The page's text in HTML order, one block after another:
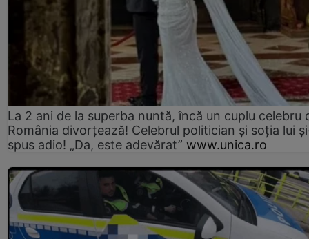
La 2 ani de la superba nuntă, încă un cuplu celebru
România divorțează! Celebrul politician și soția lui
spus adio! „Da, este adevărat” www.unica.ro